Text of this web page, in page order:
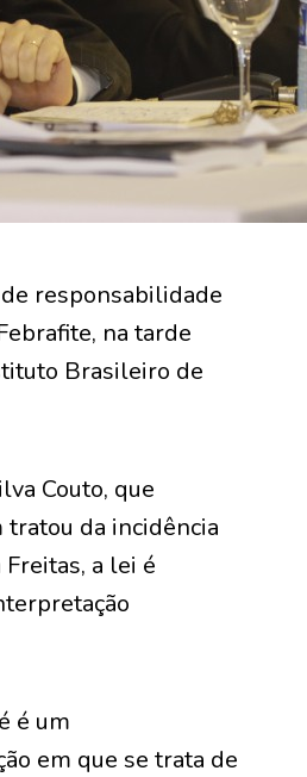
responsabilidade
na tarde
Brasileiro de
Couto, que
da incidência
a lei é
é um
em que se trata de